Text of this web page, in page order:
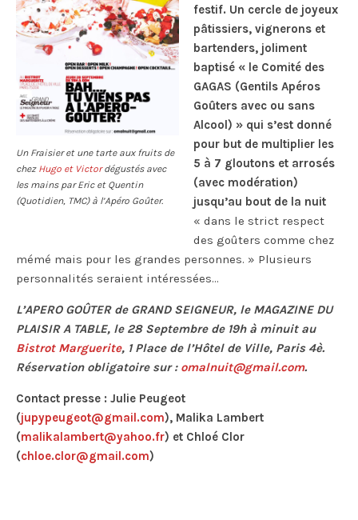
Un Fraisier et une tarte aux fruits de
chez Hugo et Victordégustés avec
les mains par Eric et Quentin
(Quotidien, TMC) à l’Apéro Goûter.
festif. Un cercle de joyeux
pâtissiers, vignerons et
bartenders, joliment
baptisé « le Comité des
GAGAS (Gentils Apéros
Goûters avec ou sans
Alcool) » qui s’est donné
pour but de multiplier les
5 à 7 gloutons et arrosés
(avec modération)
jusqu’au bout de la nuit
« dans le strict respect
des goûters comme chez
mémé mais pour les grandes personnes. » Plusieurs
personnalités seraient intéressées…
L’APERO GOÛTER de GRAND SEIGNEUR, le MAGAZINE DU
PLAISIR A TABLE, le 28 Septembre de 19h à minuit au
Bistrot Marguerite, 1 Place de l’Hôtel de Ville, Paris 4è.
Réservation obligatoire sur : omalnuit@gmail.com.
Contact presse : Julie Peugeot
(jupypeugeot@gmail.com), Malika Lambert
(malikalambert@yahoo.fr) et Chloé Clor
(chloe.clor@gmail.com)